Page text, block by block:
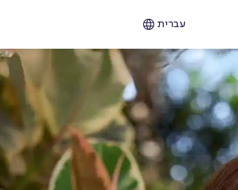
עברית